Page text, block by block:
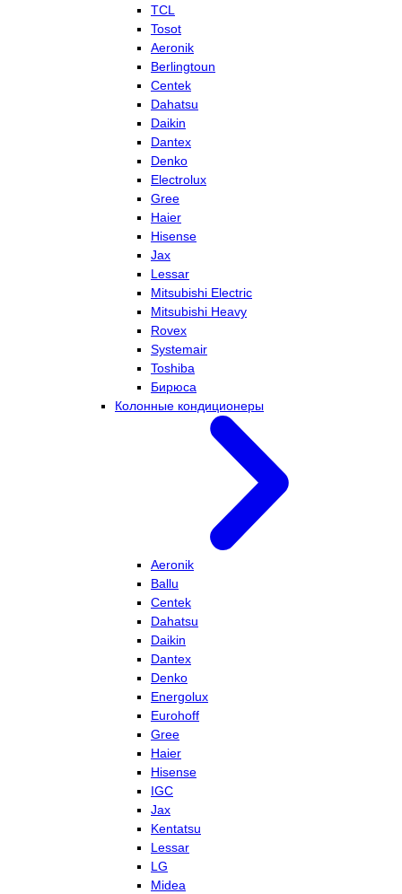
TCL
Tosot
Aeronik
Berlingtoun
Centek
Dahatsu
Daikin
Dantex
Denko
Electrolux
Gree
Haier
Hisense
Jax
Lessar
Mitsubishi Electric
Mitsubishi Heavy
Rovex
Systemair
Toshiba
Бирюса
Колонные кондиционеры
Aeronik
Ballu
Centek
Dahatsu
Daikin
Dantex
Denko
Energolux
Eurohoff
Gree
Haier
Hisense
IGC
Jax
Kentatsu
Lessar
LG
Midea